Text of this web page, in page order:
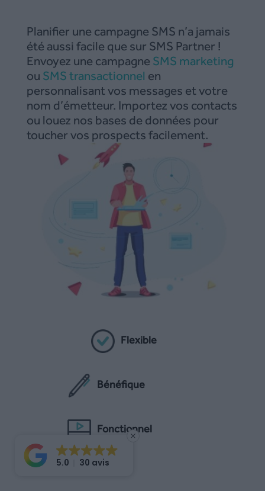
Planifier une campagne SMS n’a jamais
été aussi facile que sur SMS Partner !
Envoyez une campagne SMS marketing
ou SMS transactionnel en
personnalisant vos messages et votre
nom d’émetteur. Importez vos contacts
ou louez nos bases de données pour
toucher vos prospects facilement.
Envoyez immédiatement ou planifiez
votre campagne au moment opportun.
Flexible
Bénéfique
Fonctionnel
5.0 30 avis